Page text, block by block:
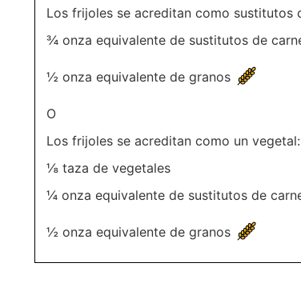
Los frijoles se acreditan como sustitutos
¾ onza equivalente de sustitutos de
½ onza equivalente de granos
O
Los frijoles se acreditan como un vegetal:
⅛ taza de vegetales
¼ onza equivalente de sustitutos de
½ onza equivalente de granos